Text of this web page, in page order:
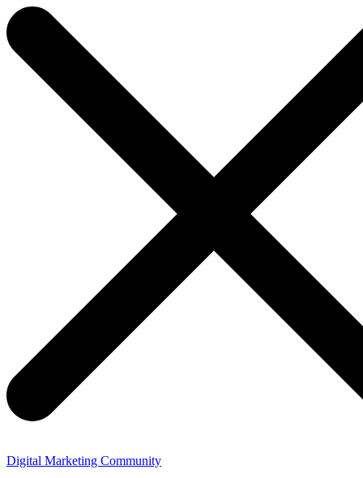
Digital Marketing Community